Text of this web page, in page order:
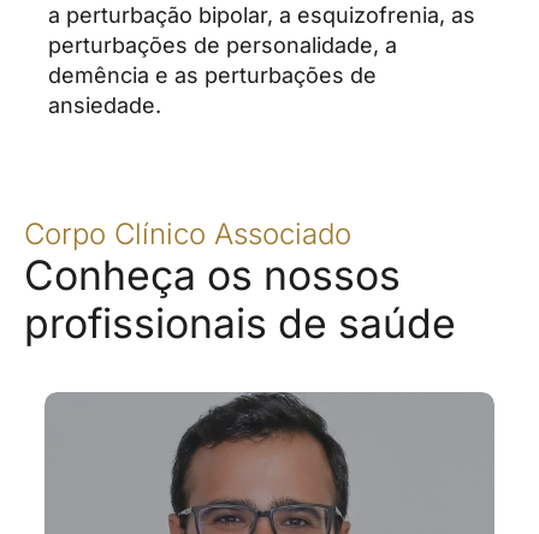
a perturbação bipolar, a esquizofrenia, as
perturbações de personalidade, a
demência e as perturbações de
ansiedade.
Corpo Clínico Associado
Conheça os nossos
profissionais de saúde